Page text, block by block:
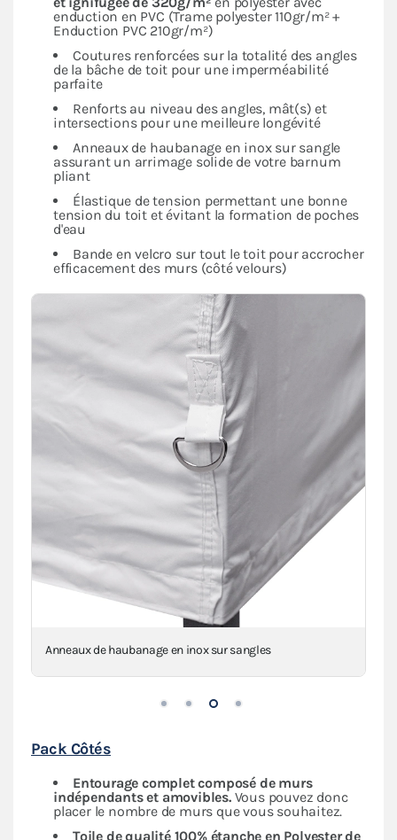
enduction en PVC (Trame polyester 110gr/m² +
Enduction PVC 210gr/m²)
Coutures renforcées sur la totalité des angles
de la bâche de toit pour une imperméabilité
parfaite
Renforts au niveau des angles, mât(s) et
intersections pour une meilleure longévité
Anneaux de haubanage en inox sur sangle
assurant un arrimage solide de votre barnum
pliant
Élastique de tension permettant une bonne
tension du toit et évitant la formation de poches
d'eau
Bande en velcro sur tout le toit pour accrocher
efficacement des murs (côté velours)
Anneaux de haubanage en inox sur sangles
Pack Côtés
Entourage complet composé de murs
indépendantset amovibles.Vous pouvez donc
placer le nombre de murs que vous souhaitez.
Toile de qualité 100% étanche en Polyester de